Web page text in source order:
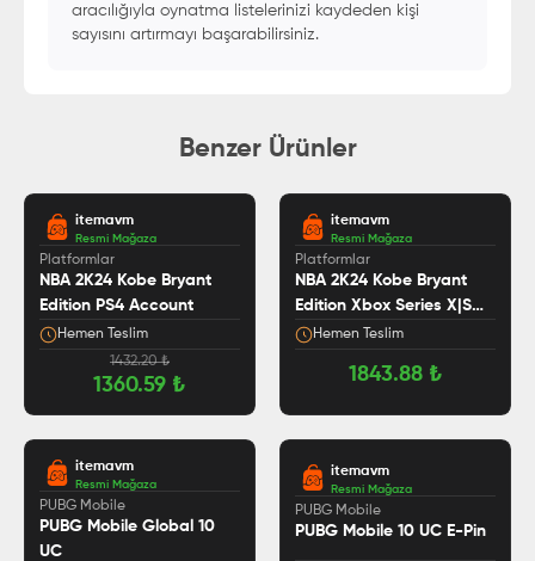
aracılığıyla oynatma listelerinizi kaydeden kişi
sayısını artırmayı başarabilirsiniz.
Benzer Ürünler
itemavm
Resmi Mağaza
Platformlar
NBA 2K24 Kobe Bryant
Edition PS4 Account
Hemen Teslim
1432.20₺
1360.59 ₺
itemavm
Resmi Mağaza
Platformlar
NBA 2K24 Kobe Bryant
Edition Xbox Series X|S
Account
Hemen Teslim
1843.88₺
itemavm
Resmi Mağaza
PUBG Mobile
PUBG Mobile Global 10
UC
itemavm
Resmi Mağaza
PUBG Mobile
PUBG Mobile 10 UC E-Pin